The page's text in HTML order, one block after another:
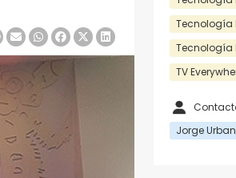
Tecnología
Tecnología
TV
Jorge